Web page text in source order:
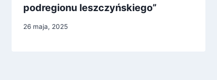
podregionu leszczyńskiego”
26 maja, 2025